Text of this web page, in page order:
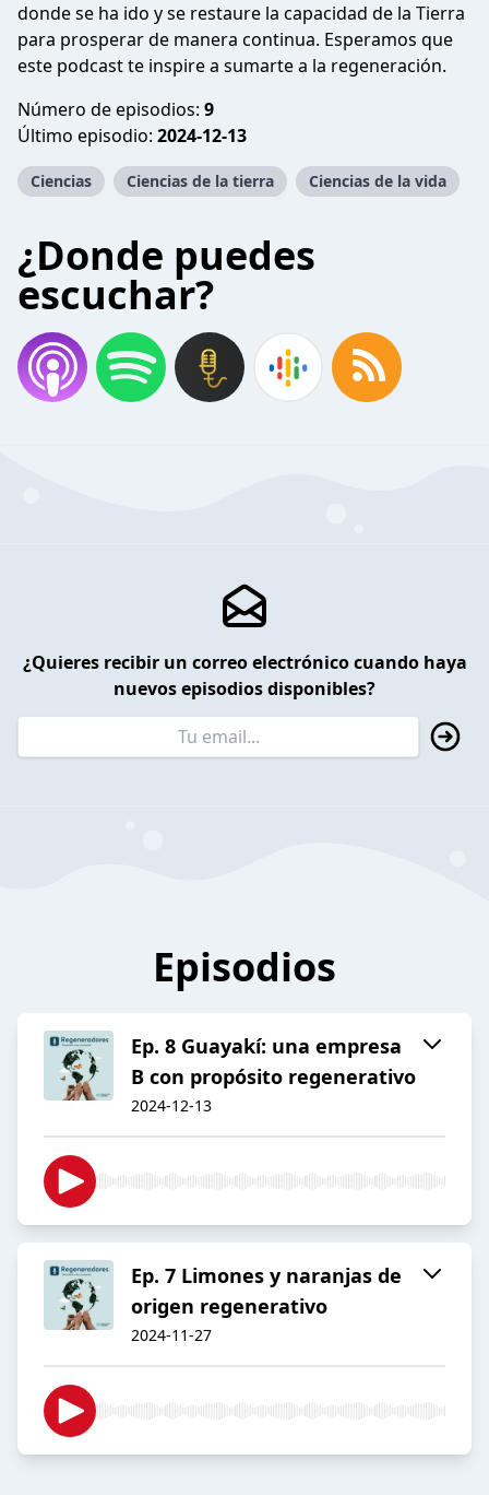
donde se ha ido y se restaure la capacidad de la Tierra
para prosperar de manera continua. Esperamos que
este podcast te inspire a sumarte a la regeneración.
Número de episodios: 9
Último episodio: 2024-12-13
Ciencias Ciencias de la tierra Ciencias de la vida
¿Donde puedes
escuchar?
¿Quieres recibir un correo electrónico cuando haya
nuevos episodios disponibles?
Episodios
Ep. 8 Guayakí: una empresa
B con propósito regenerativo
2024-12-13
Ep. 7 Limones y naranjas de
origen regenerativo
2024-11-27